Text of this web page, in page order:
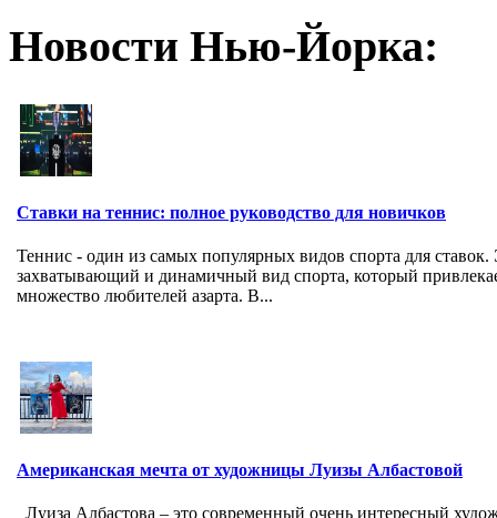
Новости Нью-Йорка:
Ставки на теннис: полное руководство для новичков
Теннис - один из самых популярных видов спорта для ставок.
захватывающий и динамичный вид спорта, который
множество любителей азарта. В...
Американская мечта от художницы Луизы Албастовой
Луиза Албастова – это современный очень интересный